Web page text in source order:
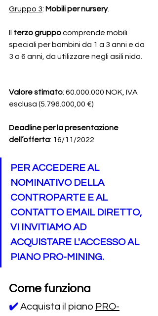
Gruppo 3: Mobili per nursery.
Il terzo gruppo comprende mobili
speciali per bambini da 1 a 3 anni e da
3 a 6 anni, da utilizzare negli asili nido.
Valore stimato: 60.000.000 NOK, IVA
esclusa (5.796.000,00 €)
Deadline per la presentazione
dell’offerta: 16/11/2022
PER ACCEDERE AL
NOMINATIVO DELLA
CONTROPARTE E AL
CONTATTO EMAIL DIRETTO,
VI INVITIAMO AD
ACQUISTARE L'ACCESSO AL
PIANO PRO-MINING.
Come funziona
✔️ Acquista il piano PRO-